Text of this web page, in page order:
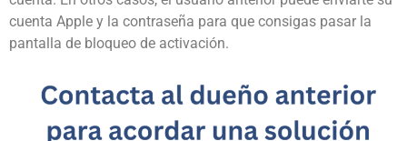
cuenta Apple y la contraseña para que consigas pasar la
pantalla de bloqueo de activación.